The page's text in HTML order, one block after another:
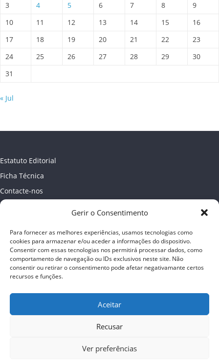
Gerir o Consentimento
Para fornecer as melhores experiências, usamos tecnologias como
cookies para armazenar e/ou aceder a informações do dispositivo.
Consentir com essas tecnologias nos permitirá processar dados, como
comportamento de navegação ou IDs exclusivos neste site. Não
consentir ou retirar o consentimento pode afetar negativamante certos
recursos e funções.
Aceitar
Recusar
Ver preferências
3
4 5 6 7 8
9
10
11 12 13 14 15
16
17
18 19 20 21 22
23
24
25 26 27 28 29
30
31
« Jul
Estatuto Editorial
Ficha Técnica
Contacte-nos
Newsletter
Publicidade
Almada online. Todos os direitos reservados